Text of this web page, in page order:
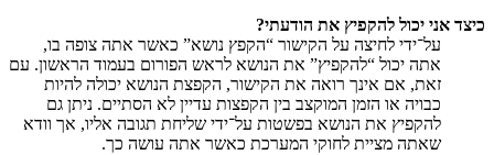
כיצד אני יכול להקפיץ את הודעתי?
על־ידי לחיצה על הקישור “הקפץ נושא” כאשר אתה צופה בו,
אתה יכול “להקפיץ” את הנושא לראש הפורום בעמוד הראשון. עם
זאת, אם אינך רואה את הקישור, הקפצת הנושא יכולה להיות
כבויה או הזמן המוקצב בין הקפצות עדיין לא הסתיים. ניתן גם
להקפיץ את הנושא בפשטות על־ידי שליחת תגובה אליו, אך וודא
שאתה מציית לחוקי המערכת כאשר אתה עושה כך.